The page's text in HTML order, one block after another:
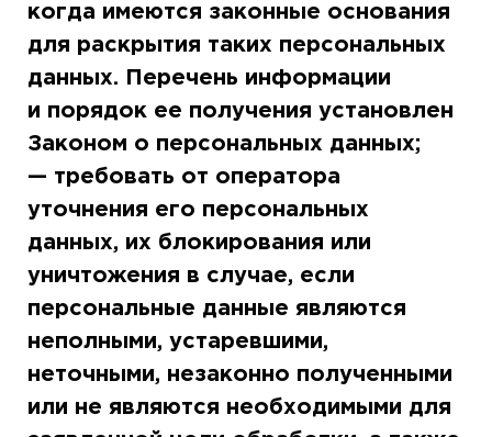
когда имеются законные основания
для раскрытия таких персональных
данных. Перечень информации
и порядок ее получения установлен
Законом о персональных данных;
— требовать от оператора
уточнения его персональных
данных, их блокирования или
уничтожения в случае, если
персональные данные являются
неполными, устаревшими,
неточными, незаконно полученными
или не являются необходимыми для